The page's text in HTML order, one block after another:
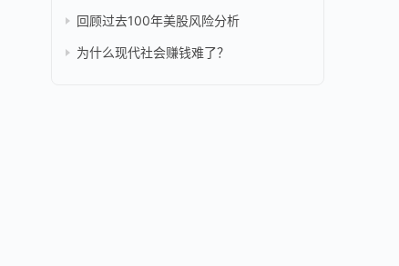
回顾过去100年美股风险分析
为什么现代社会赚钱难了？